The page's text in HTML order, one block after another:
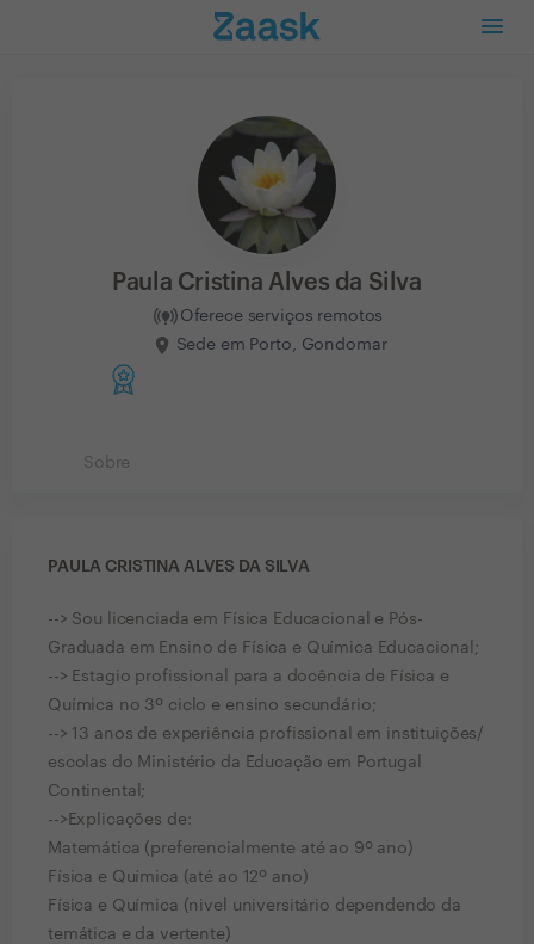
Paula Cristina Alves da Silva
Oferece serviços remotos
Sede em Porto, Gondomar
Sobre
PAULA CRISTINA ALVES DA SILVA
--> Sou licenciada em Física Educacional e Pós-
Graduada em Ensino de Física e Química Educacional;
--> Estagio profissional para a docência de Física e
Química no 3º ciclo e ensino secundário;
--> 13 anos de experiência profissional em instituições/
escolas do Ministério da Educação em Portugal
Continental;
-->Explicações de:
Matemática (preferencialmente até ao 9º ano)
Física e Química (até ao 12º ano)
Física e Química (nivel universitário dependendo da
temática e da vertente)